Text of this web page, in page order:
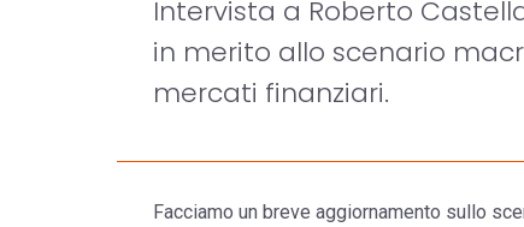
Intervista a Roberto
in merito allo scenario
mercati finanziari.
Facciamo un breve aggiornamento sullo